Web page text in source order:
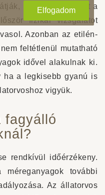
hogy a kutya ivott a
fizikai vizsgálatot
Azonban az etilén-
feltétlenül mutatható
idővel alakulnak ki.
ha a legkisebb gyanú is
vigyük.
fagyálló
rendkívül időérzékeny.
további
Az állatorvos
Elfogadom